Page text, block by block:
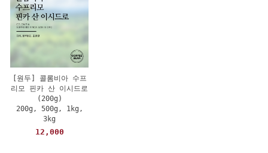
[원두] 콜롬비아 수프
리모 핀카 산 이시드로
(200g)
200g, 500g, 1kg,
3kg
12,000